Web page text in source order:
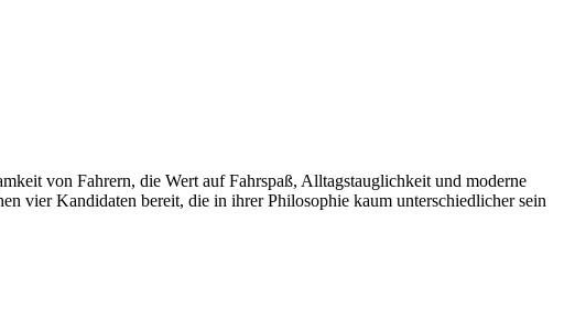
von Fahrern, die Wert auf Fahrspaß, Alltagstauglichkeit und moderne
vier Kandidaten bereit, die in ihrer Philosophie kaum unterschiedlicher sein